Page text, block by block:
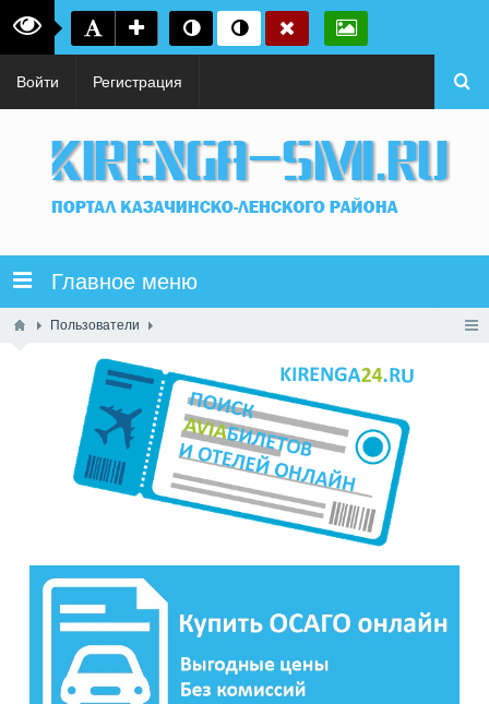
Войти Регистрация
Главное меню
Пользователи